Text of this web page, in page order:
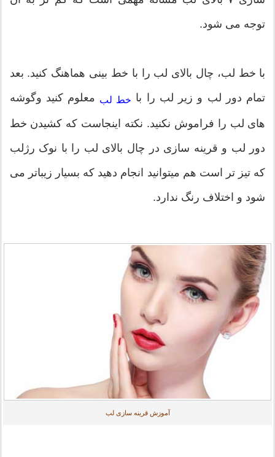
توجه می شود.
با خط لب، چال بالای لب را با خط بینی هماهنگ کنید. بعد
تمام دور لب و زیر لب را با خط لب معلوم کنید وگوشه
های لب را فراموش نکنید. نکته اینجاست که کشیدن خط
دور لب و قرینه سازی در چال بالای لب را با نوک رژلب
که تیز تر است هم میتوانید انجام دهید که بسیار زیباتر می
شود و اختلاف رنگ ندارد.
آموزش قرینه سازی لب